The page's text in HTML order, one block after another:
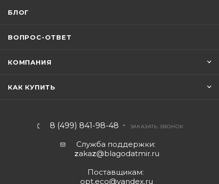
БЛОГ
ВОПРОС-ОТВЕТ
КОМПАНИЯ
КАК КУПИТЬ
8 (499) 841-98-48 ЗАКАЗАТЬ ЗВОНОК
Служба поддержки:
zakaz@blagodatmir.ru
Поставщикам:
opt.eco@yandex.ru